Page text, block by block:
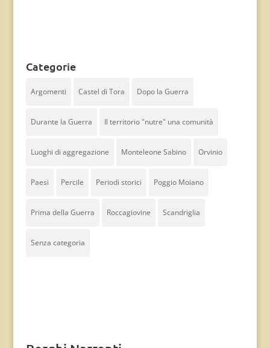
Categorie
Argomenti Castel di Tora Dopo la Guerra
Durante la Guerra Il territorio "nutre" una comunità
Luoghi di aggregazione Monteleone Sabino Orvinio
Paesi Percile Periodi storici Poggio Moiano
Prima della Guerra Roccagiovine Scandriglia
Senza categoria